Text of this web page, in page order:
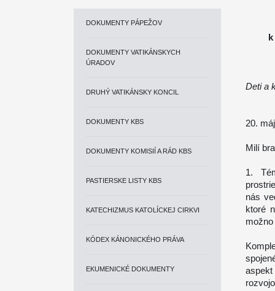
DOKUMENTY PÁPEŽOV
DOKUMENTY VATIKÁNSKYCH
ÚRADOV
DRUHÝ VATIKÁNSKY KONCIL
DOKUMENTY KBS
DOKUMENTY KOMISIÍ A RÁD KBS
PASTIERSKE LISTY KBS
KATECHIZMUS KATOLÍCKEJ CIRKVI
KÓDEX KÁNONICKÉHO PRÁVA
EKUMENICKÉ DOKUMENTY
Deti a
20.
Milí
1.
nás
ktoré